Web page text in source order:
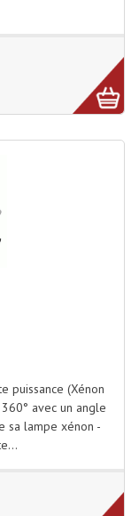
puissance (Xénon
avec un angle
sa lampe xénon -